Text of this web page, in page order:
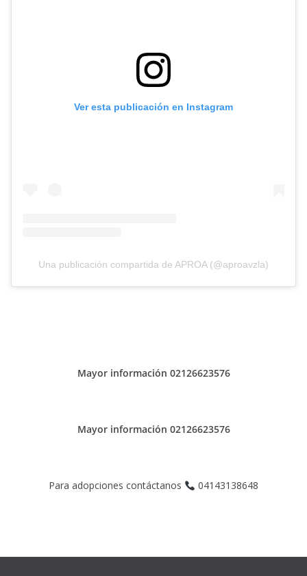
Ver esta publicación en Instagram
Una publicación compartida de APROA (@aproavzla)
Mayor información 02126623576
Mayor información 02126623576
Para adopciones contáctanos 04143138648